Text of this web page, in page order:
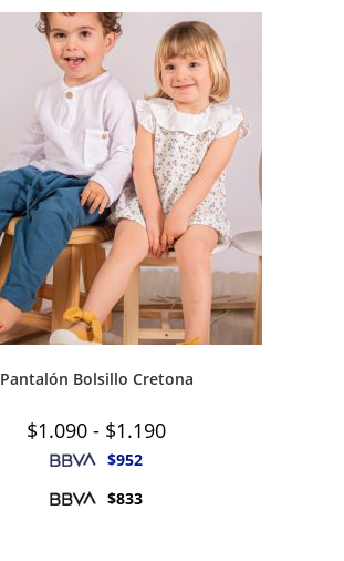
Pantalón Bolsillo Cretona
$1.090 - $1.190Rango
$952
$833